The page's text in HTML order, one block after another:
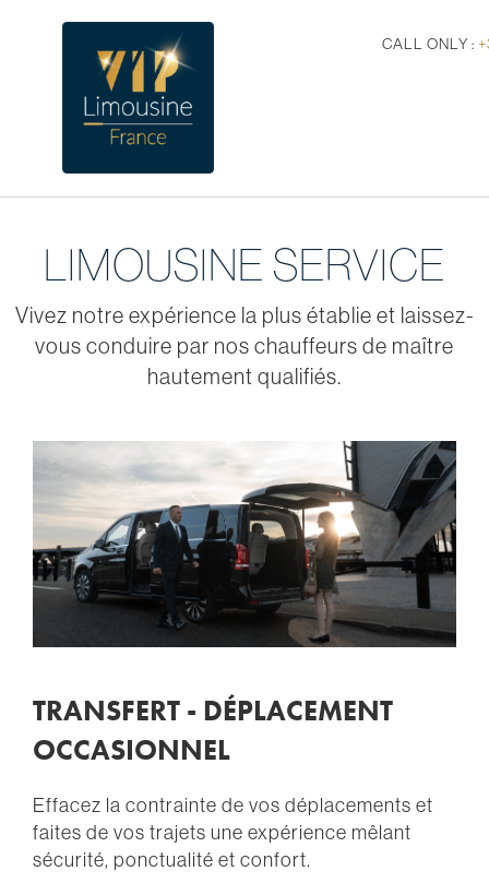
CALL ONLY :
LIMOUSINE SERVICE
Vivez notre expérience la plus établie et laissez-
vous conduire par nos chauffeurs de maître
hautement qualifiés.
TRANSFERT - DÉPLACEMENT
OCCASIONNEL
Effacez la contrainte de vos déplacements et
faites de vos trajets une expérience mêlant
sécurité, ponctualité et confort.